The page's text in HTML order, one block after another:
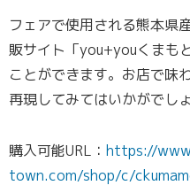
フェアで使用される熊本県
販サイト「you+youくまも
ことができます。お店で味
再現してみてはいかがでしょ
購入可能URL： https://
town.com/shop/c/